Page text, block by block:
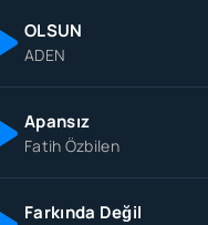
OLSUN
ADEN
Apansız
Fatih Özbilen
Farkında Değil